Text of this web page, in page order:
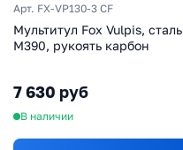
Арт. FX-VP130-3 CF
Мультитул Fox Vulpis, сталь
M390, рукоять карбон
7 630 руб
В наличии